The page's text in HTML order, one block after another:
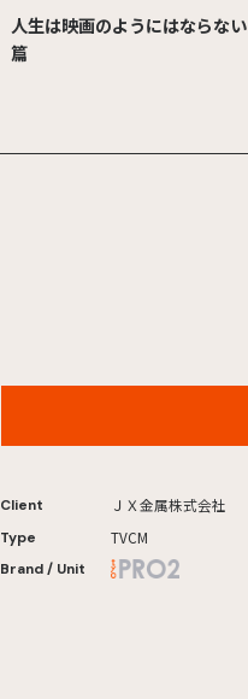
人生は映画のようにはならない
篇
Client ＪＸ金属株式会社
Type TVCM
Brand / Unit